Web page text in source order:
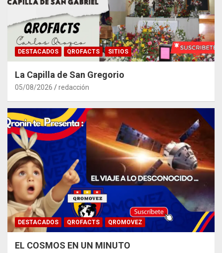
DESTACADOS QROFACTS SITIOS
La Capilla de San Gregorio
05/08/2026 redacción
DESTACADOS QROFACTS QROMOVEZ
EL COSMOS EN UN MINUTO